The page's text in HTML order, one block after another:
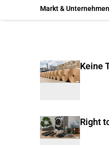
Markt & Unternehmen
Keine
Right